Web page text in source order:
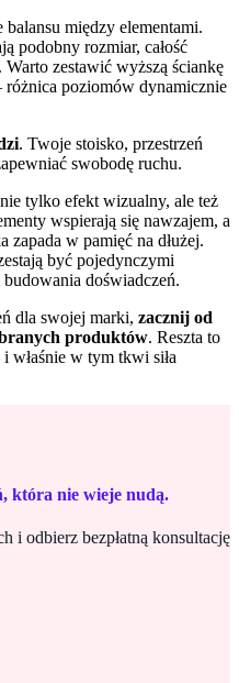
między elementami.
podobny rozmiar, całość
zestawić wyższą ściankę
różnica poziomów dynamicznie
. Twoje stoisko, przestrzeń
swobodę ruchu.
tylko efekt wizualny, ale też
wspierają się nawzajem, a
zapada w pamięć na dłużej.
być pojedynczymi
doświadczeń.
dla swojej marki, zacznij od
produktów. Reszta to
właśnie w tym tkwi siła
która nie wieje nudą.
i odbierz bezpłatną konsultację